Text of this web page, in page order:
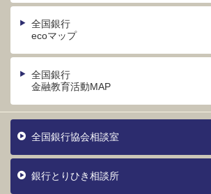
全国銀行
ecoマップ
全国銀行
金融教育活動MAP
全国銀行協会相談室
銀行とりひき相談所